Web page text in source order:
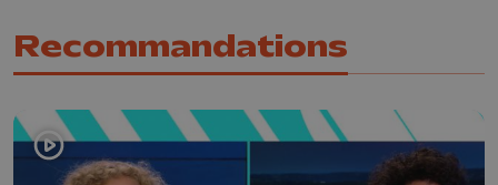
Recommandations